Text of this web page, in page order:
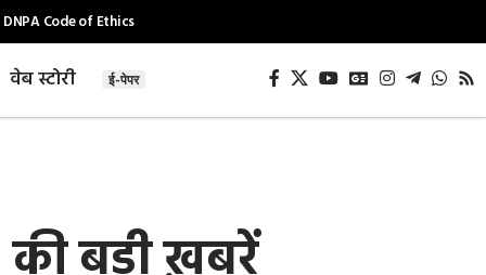
DNPA Code of Ethics
वेब स्टोरी ई-पेपर